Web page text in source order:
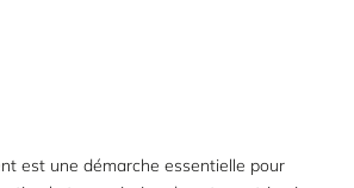
est une démarche essentielle pour